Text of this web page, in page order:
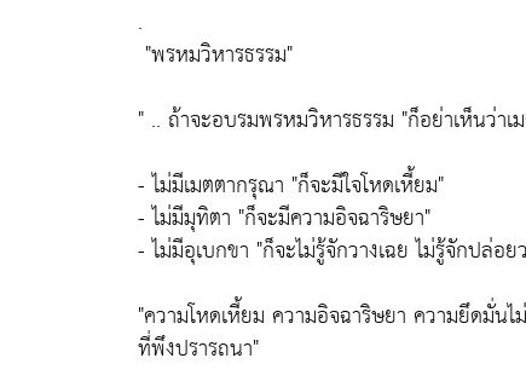
.
"พรหมวิหารธรรม"
" .. ถ้าจะอบรมพรหมวิหารธรรม "ก็อย่าเห็นว่า
- ไม่มีเมตตากรุณา "ก็จะมีใจโหดเหี้ยม"
- ไม่มีมุทิตา "ก็จะมีความอิจฉาริษยา"
- ไม่มีอุเบกขา "ก็จะไม่รู้จักวางเฉย ไม่รู้จักปล่อ
"ความโหดเหี้ยม ความอิจฉาริษยา ความยึดมั่นไ
ที่พึงปรารถนา"